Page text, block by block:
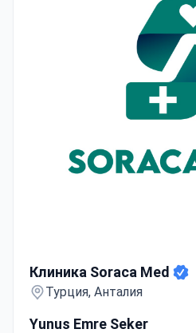
Клиника Soraca Med
Турция, Анталия
Yunus Emre Seker